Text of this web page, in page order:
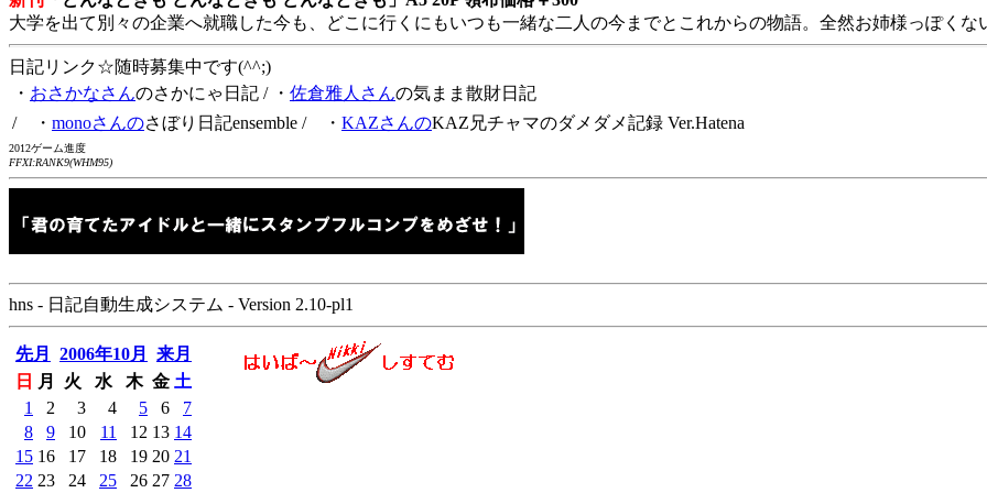
大学を出て別々の企業へ就職した今も、どこに行くにもいつも一緒な二人の今までとこれからの物語。全然お姉様っぽくな
日記リンク☆随時募集中です(^^;)
・ おさかなさんのさかにゃ日記 / ・ 佐倉雅人さんの気まま散財日記
/ ・ monoさんのさぼり日記ensemble / ・ KAZさんのKAZ兄チャマのダメダメ記録 Ver.Hatena
2012ゲーム進度
FFXI:RANK9(WHM95)
hns - 日記自動生成システム - Version 2.10-pl1
先月 2006年10月
来月
日
月 火 水 木 金 土
1
2 3 4 5 6
7
8
9 10 11 12 13 14
15 16 17 18 19 20 21
22 23 24 25 26 27 28